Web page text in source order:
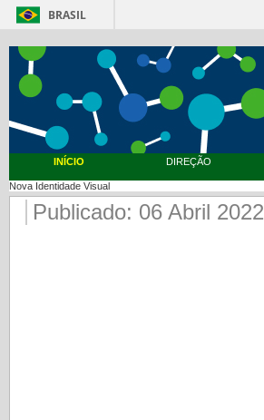
BRASIL
INÍCIO DIREÇÃO
Nova Identidade Visual
Publicado: 06 Abril 2022